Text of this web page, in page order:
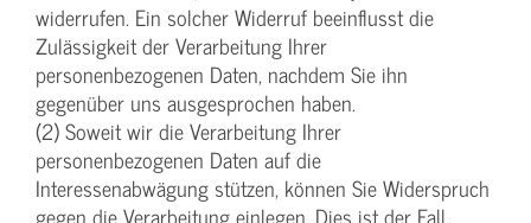
widerrufen. Ein solcher Widerruf beeinflusst die
Zulässigkeit der Verarbeitung Ihrer
personenbezogenen Daten, nachdem Sie ihn
gegenüber uns ausgesprochen haben.
(2) Soweit wir die Verarbeitung Ihrer
personenbezogenen Daten auf die
Interessenabwägung stützen, können Sie Widerspruch